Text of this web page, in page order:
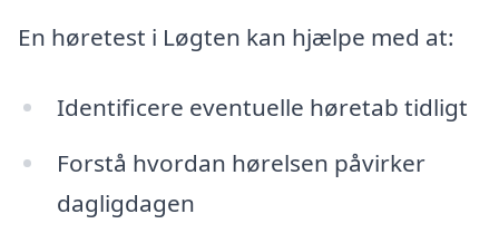
En høretest i Løgten kan hjælpe med at:
Identificere eventuelle høretab tidligt
Forstå hvordan hørelsen påvirker
dagligdagen